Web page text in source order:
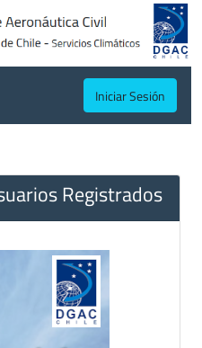
Iniciar Sesión
Registrados